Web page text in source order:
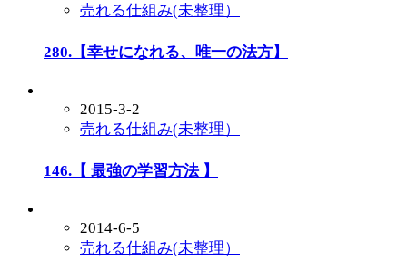
売れる仕組み(未整理）
280.【幸せになれる、唯一の法方】
2015-3-2
売れる仕組み(未整理）
146.【 最強の学習方法 】
2014-6-5
売れる仕組み(未整理）